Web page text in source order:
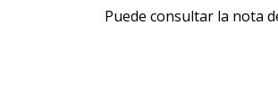
Puede consultar la nota